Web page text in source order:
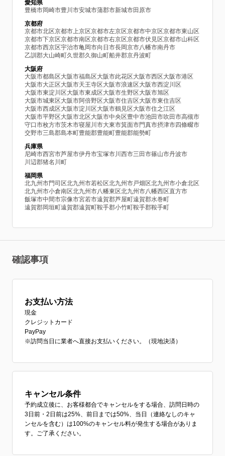
愛知県
豊橋市岡崎市豊川市安城市蒲郡市新城市田原市
京都府
京都市北区京都市上京区京都市左京区京都市中京区京都市東山区
京都市下京区京都市南区京都市右京区京都市伏見区京都市山科区
京都市西京区宇治市亀岡市向日市長岡京市八幡市南丹市
乙訓郡大山崎町久世郡久御山町船井郡京丹波町
大阪府
大阪市都島区大阪市福島区大阪市此花区大阪市西区大阪市港区
大阪市大正区大阪市天王寺区大阪市浪速区大阪市西淀川区
大阪市東淀川区大阪市東成区大阪市生野区大阪市旭区
大阪市城東区大阪市阿倍野区大阪市住吉区大阪市東住吉区
大阪市西成区大阪市淀川区大阪市鶴見区大阪市住之江区
大阪市平野区大阪市北区大阪市中央区豊中市池田市吹田市高槻市
守口市枚方市茨木市寝屋川市大東市箕面市門真市摂津市四條畷市
交野市三島郡島本町豊能郡豊能町豊能郡能勢町
兵庫県
尼崎市西宮市芦屋市伊丹市宝塚市川西市三田市篠山市丹波市
川辺郡猪名川町
福岡県
北九州市門司区北九州市若松区北九州市戸畑区北九州市小倉北区
北九州市小倉南区北九州市八幡東区北九州市八幡西区直方市
飯塚市中間市宗像市宮若市遠賀郡芦屋町遠賀郡水巻町
遠賀郡岡垣町遠賀郡遠賀町鞍手郡小竹町鞍手郡鞍手町
確認事項
お支払い方法
現金
クレジットカード
PayPay
※訪問当日に業者へ直接お支払いください。（現地決済）
キャンセル条件
予約成立後に、お客様都合でキャンセルをする場合、訪問日時の
3日前・2日前は25%、前日までは50%、当日（連絡なしのキャ
ンセルを含む）は100%のキャンセル料が発生する場合がありま
す。ご了承ください。